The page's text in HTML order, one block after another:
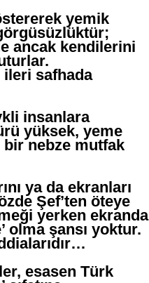
yemik
ancak kendilerini
ileri safhada
insanlara
yüksek, yeme
bir nebze mutfak
ya da ekranları
Şef’ten öteye
yerken ekranda
olma şansı yoktur.
esasen Türk